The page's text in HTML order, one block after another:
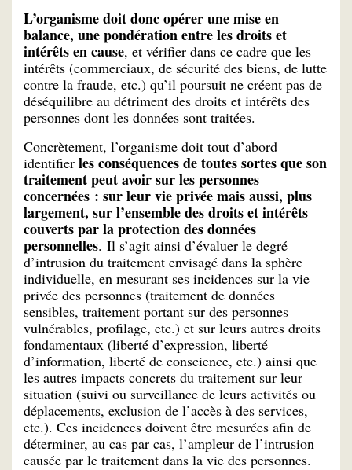
L’organisme doit donc opérer une mise en
balance, une pondération entre les droits et
intérêts en cause, et vérifier dans ce cadre que les
intérêts (commerciaux, de sécurité des biens, de lutte
contre la fraude, etc.) qu’il poursuit ne créent pas de
déséquilibre au détriment des droits et intérêts des
personnes dont les données sont traitées.
Concrètement, l’organisme doit tout d’abord
identifier les conséquences de toutes sortes que son
traitement peut avoir sur les personnes
concernées : sur leur vie privée mais aussi, plus
largement, sur l’ensemble des droits et intérêts
couverts par la protection des données
personnelles. Il s’agit ainsi d’évaluer le degré
d’intrusion du traitement envisagé dans la sphère
individuelle, en mesurant ses incidences sur la vie
privée des personnes (traitement de données
sensibles, traitement portant sur des personnes
vulnérables, profilage, etc.) et sur leurs autres droits
fondamentaux (liberté d’expression, liberté
d’information, liberté de conscience, etc.) ainsi que
les autres impacts concrets du traitement sur leur
situation (suivi ou surveillance de leurs activités ou
déplacements, exclusion de l’accès à des services,
etc.). Ces incidences doivent être mesurées afin de
déterminer, au cas par cas, l’ampleur de l’intrusion
causée par le traitement dans la vie des personnes.